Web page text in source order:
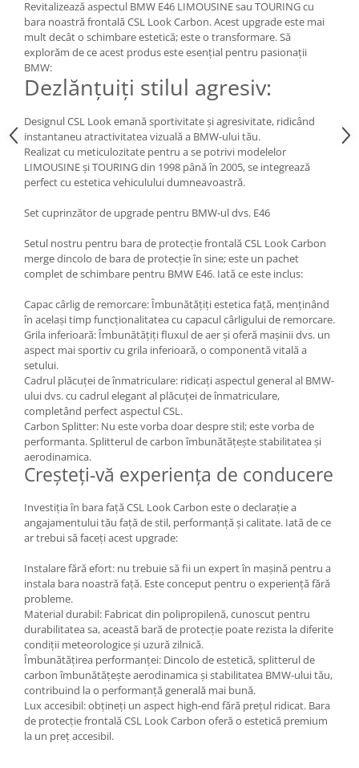
Intercooler
Revitalizează aspectul BMW E46 LIMOUSINE sau TOURING cu
bara noastră frontală CSL Look Carbon. Acest upgrade este mai
mult decât o schimbare estetică; este o transformare. Să
explorăm de ce acest produs este esențial pentru pasionații
BMW:
Dezlănțuiți stilul agresiv:
Designul CSL Look emană sportivitate și agresivitate, ridicând
instantaneu atractivitatea vizuală a BMW-ului tău.
Realizat cu meticulozitate pentru a se potrivi modelelor
LIMOUSINE și TOURING din 1998 până în 2005, se integrează
perfect cu estetica vehiculului dumneavoastră.
Set cuprinzător de upgrade pentru BMW-ul dvs. E46
Setul nostru pentru bara de protecție frontală CSL Look Carbon
merge dincolo de bara de protecție în sine; este un pachet
complet de schimbare pentru BMW E46. Iată ce este inclus:
Capac cârlig de remorcare: Îmbunătățiți estetica față, menținând
în același timp funcționalitatea cu capacul cârligului de remorcare.
Grila inferioară: Îmbunătățiți fluxul de aer și oferă mașinii dvs. un
aspect mai sportiv cu grila inferioară, o componentă vitală a
setului.
Cadrul plăcuței de înmatriculare: ridicați aspectul general al BMW-
ului dvs. cu cadrul elegant al plăcuței de înmatriculare,
completând perfect aspectul CSL.
Carbon Splitter: Nu este vorba doar despre stil; este vorba de
performanta. Splitterul de carbon îmbunătățește stabilitatea și
aerodinamica.
Creșteți-vă experiența de conducere
Investiția în bara față CSL Look Carbon este o declarație a
angajamentului tău față de stil, performanță și calitate. Iată de ce
ar trebui să faceți acest upgrade:
Instalare fără efort: nu trebuie să fii un expert în mașină pentru a
instala bara noastră față. Este conceput pentru o experiență fără
probleme.
Material durabil: Fabricat din polipropilenă, cunoscut pentru
durabilitatea sa, această bară de protecție poate rezista la diferite
condiții meteorologice și uzură zilnică.
Îmbunătățirea performanței: Dincolo de estetică, splitterul de
carbon îmbunătățește aerodinamica și stabilitatea BMW-ului tău,
contribuind la o performanță generală mai bună.
Lux accesibil: obțineți un aspect high-end fără prețul ridicat. Bara
de protecție frontală CSL Look Carbon oferă o estetică premium
la un preț accesibil.